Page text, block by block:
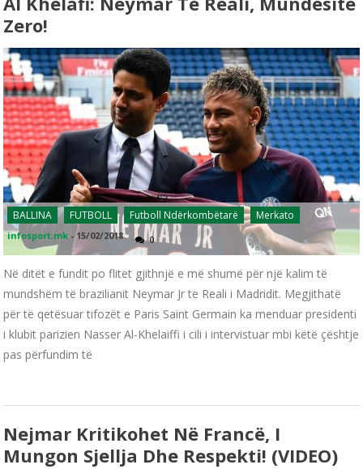
Zero!
BALLINA FUTBOLL Futboll Ndërkombëtarë Merkato
infosport.mk -15/02/2018 0
Në ditët e fundit po flitet gjithnjë e më shumë për një kalim të
mundshëm të brazilianit Neymar Jr te Reali i Madridit. Megjithatë
për të qetësuar tifozët e Paris Saint Germain ka menduar presidenti
i klubit parizien Nasser Al-Khelaiffi i cili i intervistuar mbi këtë çështje
pas përfundim të
Nejmar Kritikohet Në Francë, I
Mungon Sjellja Dhe Respekti! (VIDEO)